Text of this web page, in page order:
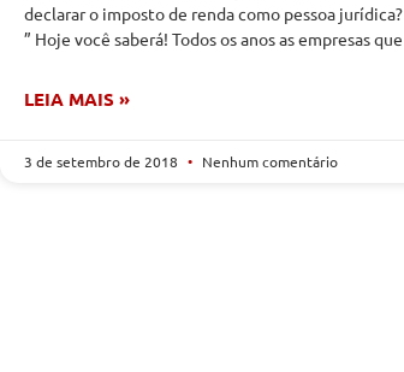
declarar o imposto de renda como pessoa jurídica?
” Hoje você saberá! Todos os anos as empresas que
LEIA MAIS »
3 de setembro de 2018 Nenhum comentário